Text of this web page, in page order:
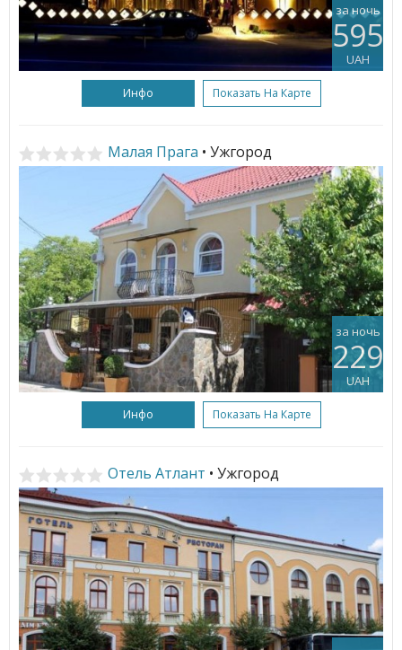
за ночь
595
UAH
Инфо Показать На Карте
Малая Прага • Ужгород
за ночь
229
UAH
Инфо Показать На Карте
Отель Атлант • Ужгород